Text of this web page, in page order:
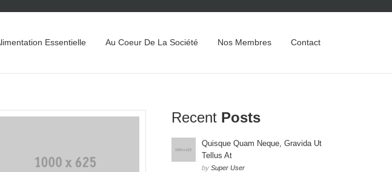
Essentielle Au Coeur De La Société Nos Membres Contact
Recent Posts
Quisque Quam Neque, Gravida Ut
Tellus At
by Super User